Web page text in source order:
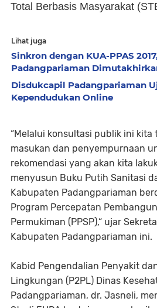
Total Berbasis Masyarakat
Lihat juga
Sinkron dengan KUA-PPAS
Padangpariaman
Disdukcapil Padangpariaman
Kependudukan Online
“Melalui konsultasi publik ini
masukan dan penyempurnaan
rekomendasi yang akan kita
menyusun Buku Putih Sanitasi
Kabupaten Padangpariaman
Program Percepatan
Permukiman (PPSP),“ ujar
Kabupaten Padangpariaman ini.
Kabid Pengendalian Penyakit
Lingkungan (P2PL) Dinas
Padangpariaman, dr. Jasneli,